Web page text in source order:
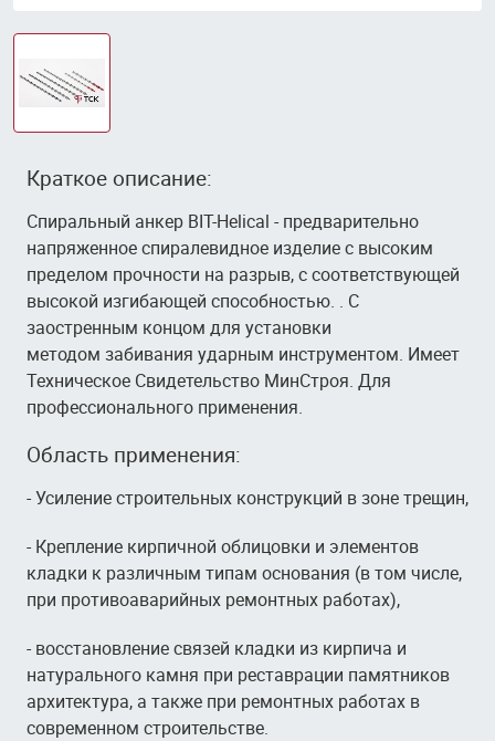
Краткое описание:
Спиральный анкер BIT-Helical - предварительно
напряженное спиралевидное изделие с высоким
пределом прочности на разрыв, с соответствующей
высокой изгибающей способностью. . С
заостренным концом для установки
методом забивания ударным инструментом. Имеет
Техническое Свидетельство МинСтроя. Для
профессионального применения.
Область применения:
- Усиление строительных конструкций в зоне трещин,
- Крепление кирпичной облицовки и элементов
кладки к различным типам основания (в том числе,
при противоаварийных ремонтных работах),
- восстановление связей кладки из кирпича и
натурального камня при реставрации памятников
архитектура, а также при ремонтных работах в
современном строительстве.